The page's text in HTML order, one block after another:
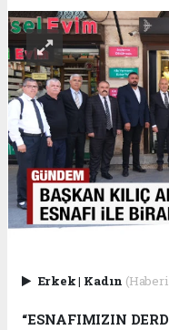
Erkek| Kadın
“ESNAFIMIZIN